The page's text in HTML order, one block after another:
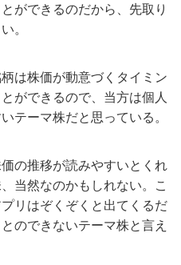
ができるのだから、先取り
。
は株価が動意づくタイミン
ができるので、当方は個人
テーマ株だと思っている。
の推移が読みやすいとくれ
当然なのかもしれない。こ
リはぞくぞくと出てくるだ
のできないテーマ株と言え